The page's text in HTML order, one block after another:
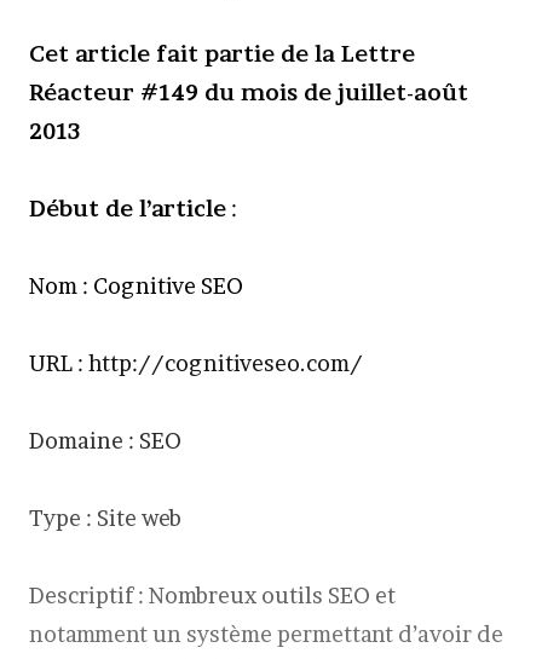
Cet article fait partie de la Lettre
Réacteur #149 du mois de juillet-août
2013
Début de l’article :
Nom : Cognitive SEO
URL : http://cognitiveseo.com/
Domaine : SEO
Type : Site web
Descriptif : Nombreux outils SEO et
notamment un système permettant d’avoir de